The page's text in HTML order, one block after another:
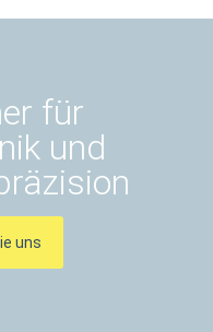
für
und
uns